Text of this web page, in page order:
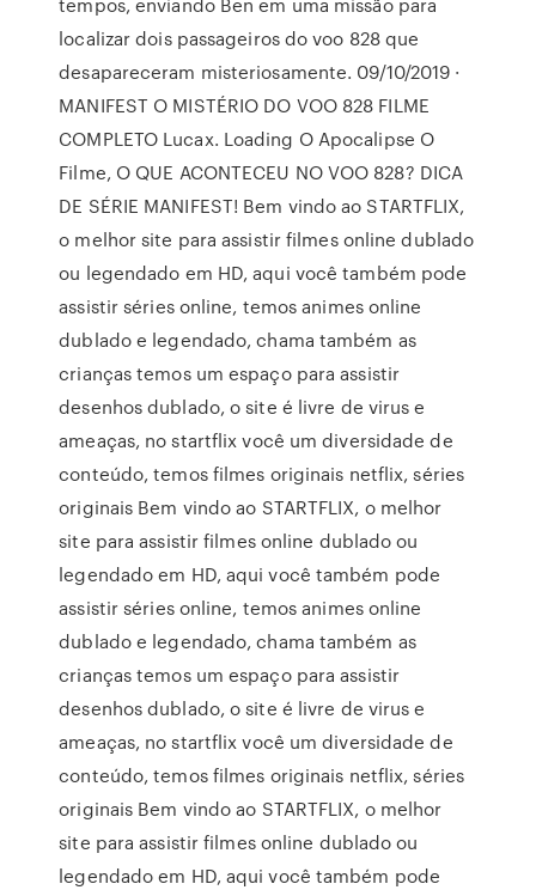
localizar dois passageiros do voo 828 que
desapareceram misteriosamente. 09/10/2019 ·
MANIFEST O MISTÉRIO DO VOO 828 FILME
COMPLETO Lucax. Loading O Apocalipse O
Filme, O QUE ACONTECEU NO VOO 828? DICA
DE SÉRIE MANIFEST! Bem vindo ao STARTFLIX,
o melhor site para assistir filmes online dublado
ou legendado em HD, aqui você também pode
assistir séries online, temos animes online
dublado e legendado, chama também as
crianças temos um espaço para assistir
desenhos dublado, o site é livre de virus e
ameaças, no startflix você um diversidade de
conteúdo, temos filmes originais netflix, séries
originais Bem vindo ao STARTFLIX, o melhor
site para assistir filmes online dublado ou
legendado em HD, aqui você também pode
assistir séries online, temos animes online
dublado e legendado, chama também as
crianças temos um espaço para assistir
desenhos dublado, o site é livre de virus e
ameaças, no startflix você um diversidade de
conteúdo, temos filmes originais netflix, séries
originais Bem vindo ao STARTFLIX, o melhor
site para assistir filmes online dublado ou
legendado em HD, aqui você também pode